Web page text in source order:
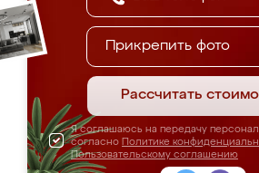
Прикрепить фото
Рассчитать
Я соглашаюсь на передачу
согласно Политике
Пользовательскому соглашению